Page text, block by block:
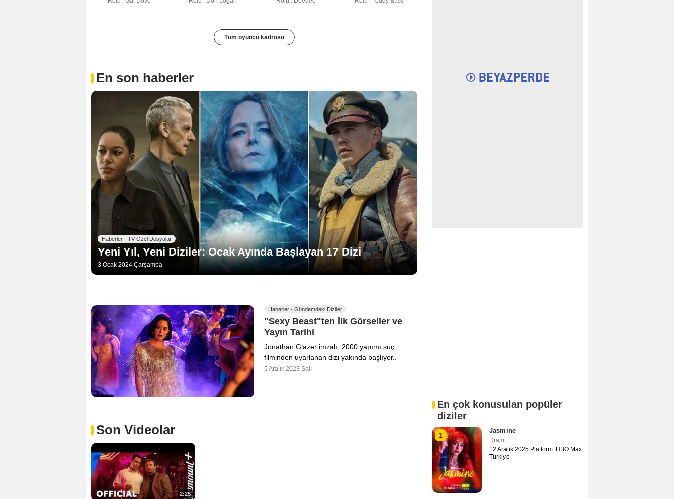
Tüm oyuncu kadrosu
En son haberler
Haberler - TV Özel Dosyalar
Yeni Yıl, Yeni Diziler: Ocak Ayında Başlayan 17 Dizi
3 Ocak 2024 Çarşamba
Haberler - Gündemdeki Diziler
"Sexy Beast"ten İlk Görseller ve
Yayın Tarihi
Jonathan Glazer imzalı, 2000 yapımı suç
filminden uyarlanan dizi yakında başlıyor..
5 Aralık 2023 Salı
Son Videolar
2:25
En çok konusulan popüler
diziler
1
Jasmine
Dram
12 Aralık 2025 Platform: HBO Max
Türkiye